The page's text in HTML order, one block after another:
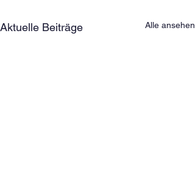
Aktuelle Beiträge Alle ansehen